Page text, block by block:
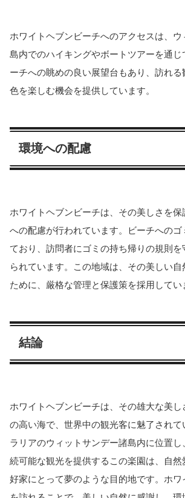
ホワイトヘブンビーチへのアクセスは、
島内でのハイキングやボートツアーを通
ーチへの眺めの良い展望台もあり、訪れ
色を楽しむ機会を提供しています。
環境への配慮
ホワイトヘブンビーチは、その美しさを保
への配慮が行われています。ビーチへの
ており、訪問者にゴミの持ち帰りの規則を
られています。この地域は、その美しい
ために、厳格な管理と保護策を採用してい
結論
ホワイトヘブンビーチは、その雄大な美
の高い海で、世界中の観光客に魅了されて
ラリアのウィットサンデー諸島内に位置
続可能な観光を提供するこの楽園は、自然
好家にとって夢のような目的地です。ホワ